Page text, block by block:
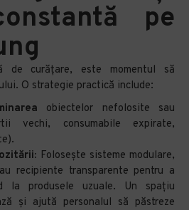
pe
de curățare, este momentul să
O strategie practică include:
obiectelor nefolosite sau
vechi, consumabile expirate,
Folosește sisteme modulare,
recipiente transparente pentru a
la produsele uzuale. Un spațiu
și ajută personalul să păstreze